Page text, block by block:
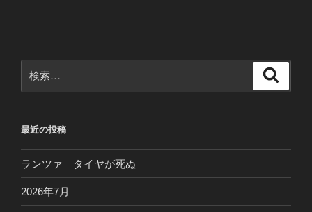
ナ
ー
シ
索:
最近の投稿
ランツァ タイヤが死ぬ
2026年7月